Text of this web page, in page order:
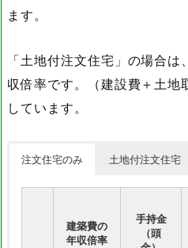
城
ます。
「土地付注文住宅」の場合
収倍率です。（建設費＋土地
しています。
注文住宅のみ 土地付注文住宅
建築費の
年収倍率
手持金
（頭